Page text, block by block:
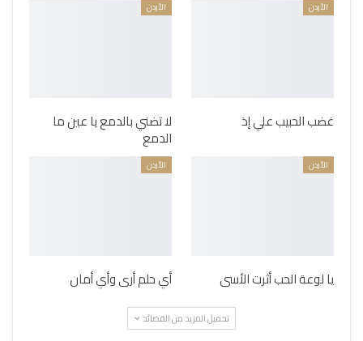
الأردن
غضب الحبيب علي إذ
الأردن
لا تضني بالدمع يا عين ما
الدمع
الأردن
يا لوعة الحب أثرت الأسى
الأردن
أي حلم أرى وأي أمان
تحميل المزيد من القصائد